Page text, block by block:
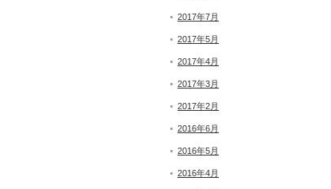
2017年7月
2017年5月
2017年4月
2017年3月
2017年2月
2016年6月
2016年5月
2016年4月